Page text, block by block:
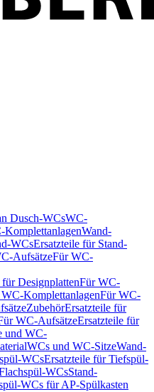
Dusch-WCsWC-
KomplettanlagenWand-
WCsErsatzteile für Stand-
AufsätzeFür WC-
DesignplattenFür WC-
KomplettanlagenFür WC-
ZubehörErsatzteile für
WC-AufsätzeErsatzteile für
und WC-
WCs und WC-SitzeWand-
WCsErsatzteile für Tiefspül-
WCsStand-
WCs für AP-Spülkasten